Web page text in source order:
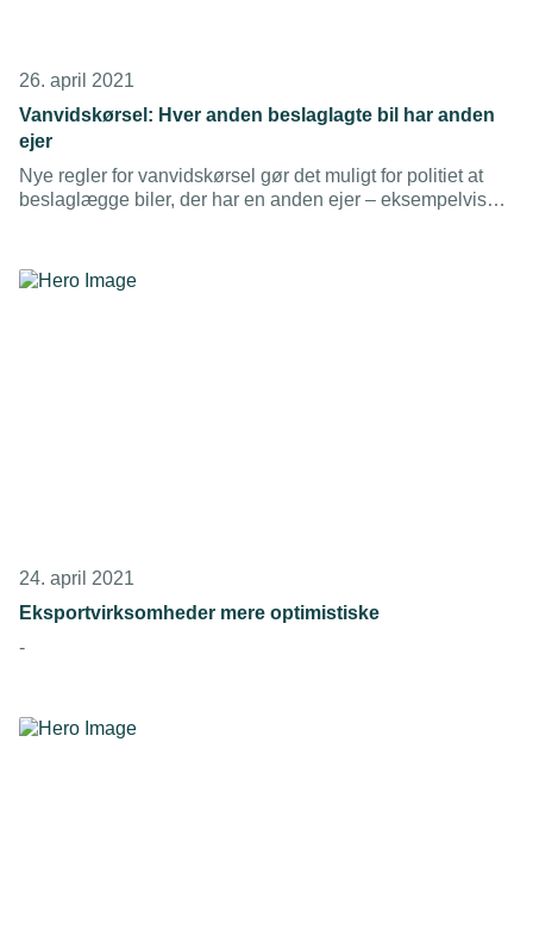
26. april 2021
Vanvidskørsel: Hver anden beslaglagte bil har anden
ejer
Nye regler for vanvidskørsel gør det muligt for politiet at
beslaglægge biler, der har en anden ejer – eksempelvis
24. april 2021
Eksportvirksomheder mere optimistiske
-